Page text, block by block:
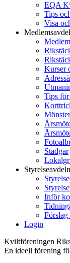
EQA
Tips
Visa
Kurser
Tips
Mönster
Stadgar
Inför
Login
Kviltföreningen
En ideell förening